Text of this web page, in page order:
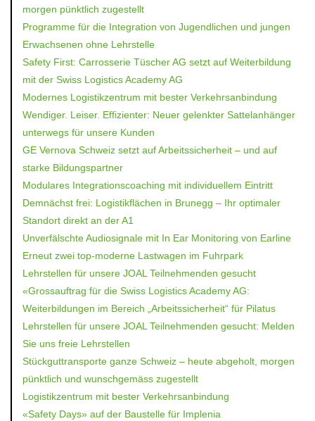
morgen pünktlich zugestellt
Programme für die Integration von Jugendlichen und jungen
Erwachsenen ohne Lehrstelle
Safety First: Carrosserie Tüscher AG setzt auf Weiterbildung
mit der Swiss Logistics Academy AG
Modernes Logistikzentrum mit bester Verkehrsanbindung
Wendiger. Leiser. Effizienter: Neuer gelenkter Sattelanhänger
unterwegs für unsere Kunden
GE Vernova Schweiz setzt auf Arbeitssicherheit – und auf
starke Bildungspartner
Modulares Integrationscoaching mit individuellem Eintritt
Demnächst frei: Logistikflächen in Brunegg – Ihr optimaler
Standort direkt an der A1
Unverfälschte Audiosignale mit In Ear Monitoring von Earline
Erneut zwei top-moderne Lastwagen im Fuhrpark
Lehrstellen für unsere JOAL Teilnehmenden gesucht
«Grossauftrag für die Swiss Logistics Academy AG:
Weiterbildungen im Bereich „Arbeitssicherheit“ für Pilatus
Lehrstellen für unsere JOAL Teilnehmenden gesucht: Melden
Sie uns freie Lehrstellen
Stückguttransporte ganze Schweiz – heute abgeholt, morgen
pünktlich und wunschgemäss zugestellt
Logistikzentrum mit bester Verkehrsanbindung
«Safety Days» auf der Baustelle für Implenia